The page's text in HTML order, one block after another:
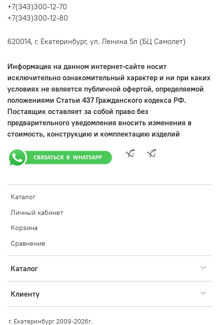
Каталог
Личный кабинет
Корзина
Сравнение
Каталог
Клиенту
+7(343)300-12-70
+7(343)300-12-80
620014, г. Екатеринбург, ул. Ленина 5л (БЦ Самолет)
Информация на данном интернет-сайте носит
исключительно ознакомительный характер и ни при каких
условиях не является публичной офертой, определяемой
положениями Статьи 437 Гражданского кодекса РФ.
Поставщик оставляет за собой право без
предварительного уведомления вносить изменения в
стоимость, конструкцию и комплектацию изделий
г. Екатеринбург 2009-2026г.